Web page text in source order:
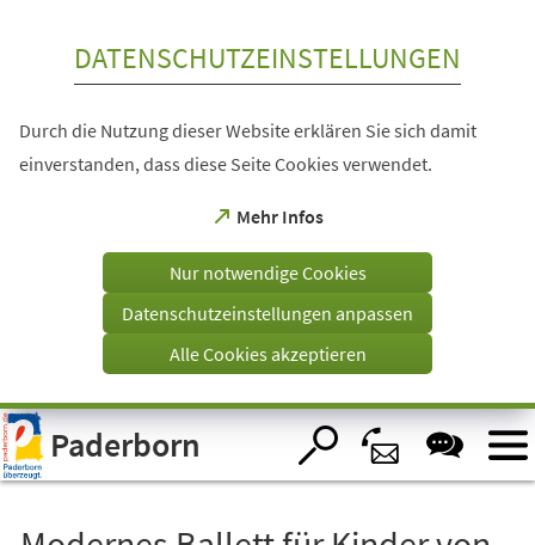
Visuelle
Assistenzsoftware
öffnen.
DATENSCHUTZEINSTELLUNGEN
Durch die Nutzung dieser Website erklären Sie sich damit
einverstanden, dass diese Seite Cookies verwendet.
Mehr Infos
(Öffnet
einem
Tab)
Nur notwendige Cookies
Datenschutzeinstellungen anpassen
Alle Cookies akzeptieren
Paderborn